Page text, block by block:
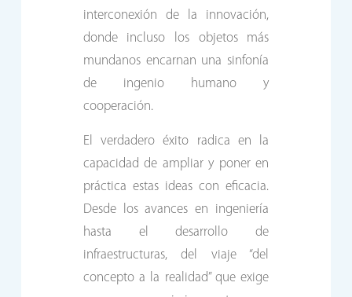
interconexión de la innovación,
donde incluso los objetos más
mundanos encarnan una sinfonía
de ingenio humano y
cooperación.
El verdadero éxito radica en la
capacidad de ampliar y poner en
práctica estas ideas con eficacia.
Desde los avances en ingeniería
hasta el desarrollo de
infraestructuras, del viaje “del
concepto a la realidad” que exige